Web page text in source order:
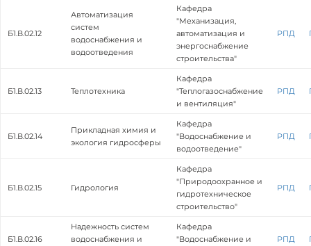
Б1.В.02.12
Автоматизация
систем
водоснабжения и
водоотведения
Кафедра
"Механизация,
автоматизация и
энергоснабжение
строительства"
РПД
Б1.В.02.13 Теплотехника
Кафедра
"Теплогазоснабжение
и вентиляция"
РПД
Б1.В.02.14
Прикладная химия и
экология гидросферы
Кафедра
"Водоснабжение и
водоотведение"
РПД
Б1.В.02.15 Гидрология
Кафедра
"Природоохранное и
гидротехническое
строительство"
РПД
Б1.В.02.16
Надежность систем
водоснабжения и
Кафедра
"Водоснабжение и
РПД